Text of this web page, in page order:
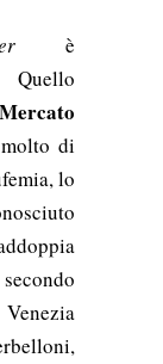
è
Quello
di
lo